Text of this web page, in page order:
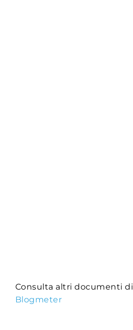
Consulta altri documenti di
Blogmeter